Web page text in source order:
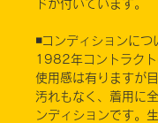
ドが付いています。
◾️コンディションにつ
1982年コントラクト
使用感は有りますが
汚れもなく、着用に
ンディションです。